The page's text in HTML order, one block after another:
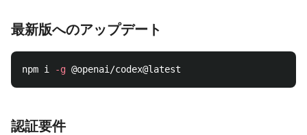
最新版へのアップデート
npm i -g
認証要件